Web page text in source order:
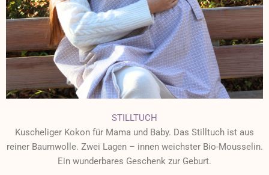
STILLTUCH
Kuscheliger Kokon für Mama und Baby. Das Stilltuch ist aus
reiner Baumwolle. Zwei Lagen – innen weichster Bio-Mousselin.
Ein wunderbares Geschenk zur Geburt.